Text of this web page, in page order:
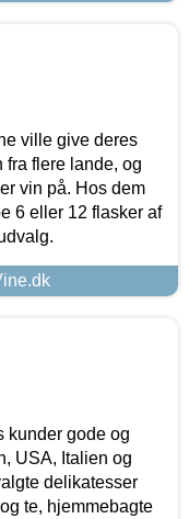
ville give deres
fra flere lande, og
vin på. Hos dem
6 eller 12 flasker af
kunder gode og
USA, Italien og
delikatesser
te, hjemmebagte